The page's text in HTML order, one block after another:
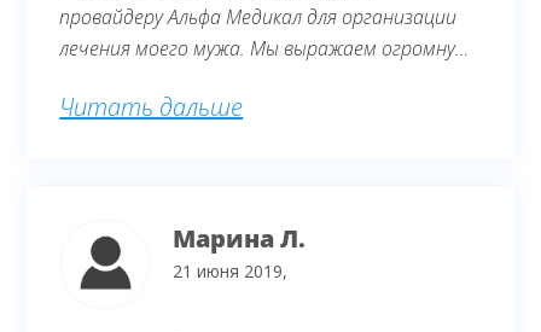
провайдеру Альфа Медикал для организации
лечения моего мужа. Мы выражаем огромную
работу. Все на высшем уровне. Операция
Он ответил на все наши вопросы, а их было
очень много, мы заранее приготовили список.
Читать дальше
Марина Л.
21 июня 2019,